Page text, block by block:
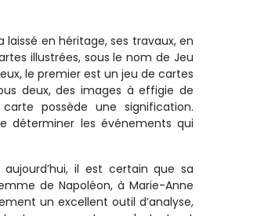
laissé en héritage, ses travaux, en
illustrées, sous le nom de Jeu
le premier est un jeu de cartes
deux, des images à effigie de
possède une signification.
déterminer les événements qui
il est certain que sa
de Napoléon, à Marie-Anne
un excellent outil d’analyse,